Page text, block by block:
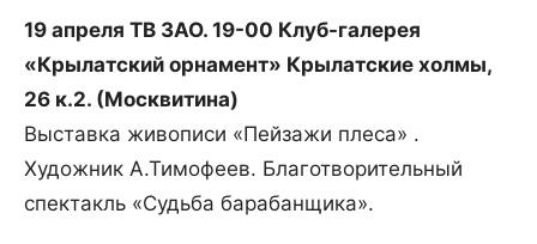
19 апреля ТВ ЗАО. 19-00 Клуб-галерея
«Крылатский орнамент» Крылатские холмы,
26 к.2. (Москвитина)
Выставка живописи «Пейзажи плеса» .
Художник А.Тимофеев. Благотворительный
спектакль «Судьба барабанщика».